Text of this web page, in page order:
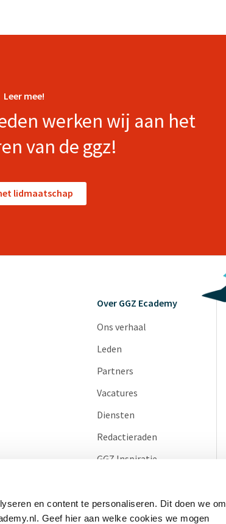
en content te personaliseren. Dit doen we om
Geef hier aan welke cookies we mogen
Leer mee!
werken wij aan het
van de ggz!
lidmaatschap
Over GGZ Ecademy
Ons verhaal
Leden
Partners
Vacatures
Diensten
Redactieraden
GGZ Inspiratie